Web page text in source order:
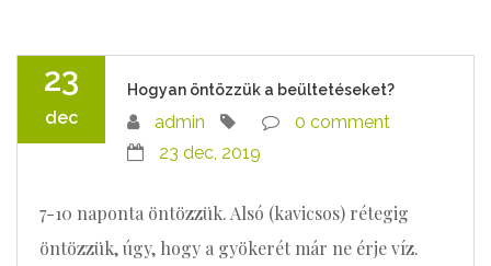
23
dec
Hogyan öntözzük a beültetéseket?
admin
0 comment
23 dec, 2019
7-10 naponta öntözzük. Alsó (kavicsos) rétegig
öntözzük, úgy, hogy a gyökerét már ne érje víz.